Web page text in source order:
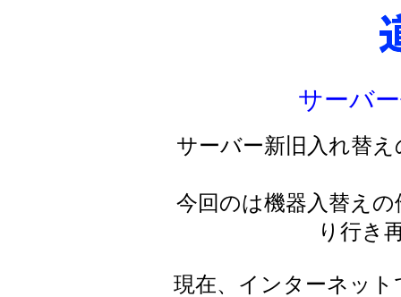
サーバ
サーバー新旧入れ替
今回のは機器入替え
り行き
現在、インターネッ